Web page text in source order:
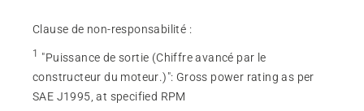
Clause de non-responsabilité :
1 "Puissance de sortie (Chiffre avancé par le
constructeur du moteur.)": Gross power rating as per
SAE J1995, at specified RPM